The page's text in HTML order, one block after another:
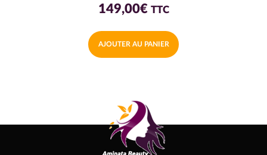
149,00€ TTC
AJOUTER AU PANIER